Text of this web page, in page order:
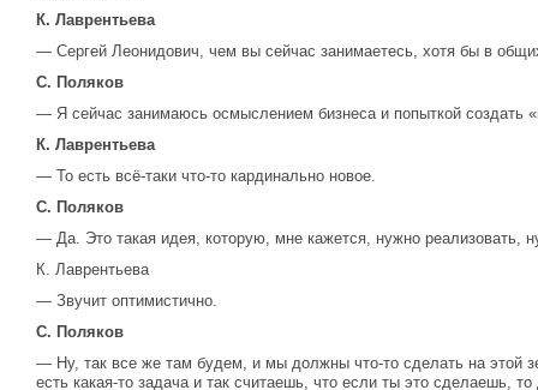
К. Лаврентьева
— Сергей Леонидович, чем вы сейчас занимаетесь, хотя бы в
С. Поляков
— Я сейчас занимаюсь осмыслением бизнеса и попыткой создать
К. Лаврентьева
— То есть всё-таки что-то кардинально новое.
С. Поляков
— Да. Это такая идея, которую, мне кажется, нужно реализовать,
К. Лаврентьева
— Звучит оптимистично.
С. Поляков
— Ну, так все же там будем, и мы должны что-то сделать на этой
есть какая-то задача и так считаешь, что если ты это сделаешь,